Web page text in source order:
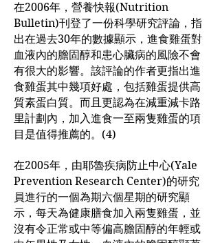
在2006年，營養快報(Nutrition
Bulletin)刊登了一份科學研究評論，指
出在過去30年的數據顯示，進食雞蛋對
血液內的膽固醇和患心臟病的風險不會
有很大的影響。該評論的作者更指出進
食雞蛋其中幾項好處，包括雞蛋提供高
質素蛋白質。而且更認為在減重減卡路
里計劃內，加入進食一至兩隻雞蛋的項
目是值得推薦的。(4)
在2005年，由耶魯疾病防止中心(Yale
Prevention Research Center)的研究
員進行的一個為期六個星期的研究顯
示，每天為健康膳食加入兩隻雞蛋，並
沒有令正常或中等偏高膽固醇的年輕或